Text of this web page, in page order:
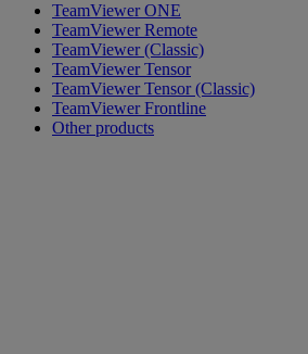
TeamViewer ONE
TeamViewer Remote
TeamViewer (Classic)
TeamViewer Tensor
TeamViewer Tensor (Classic)
TeamViewer Frontline
Other products